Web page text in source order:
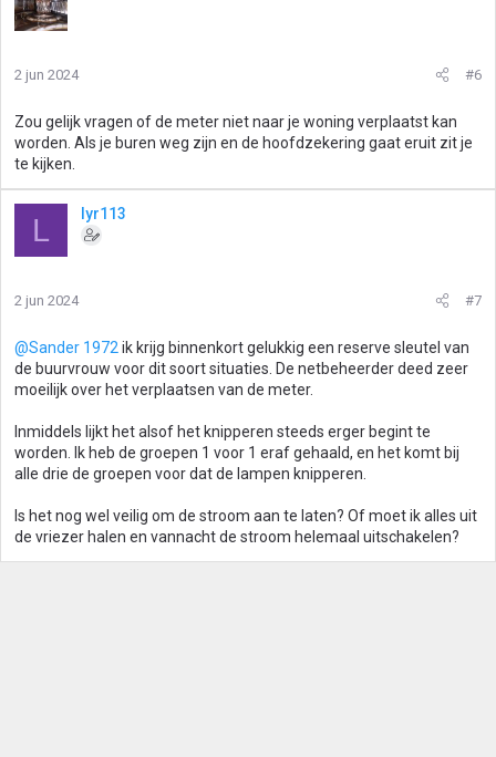
2 jun 2024 #6
Zou gelijk vragen of de meter niet naar je woning verplaatst kan
worden. Als je buren weg zijn en de hoofdzekering gaat eruit zit je
te kijken.
L lyr113
2 jun 2024 #7
@Sander 1972 ik krijg binnenkort gelukkig een reserve sleutel van
de buurvrouw voor dit soort situaties. De netbeheerder deed zeer
moeilijk over het verplaatsen van de meter.
Inmiddels lijkt het alsof het knipperen steeds erger begint te
worden. Ik heb de groepen 1 voor 1 eraf gehaald, en het komt bij
alle drie de groepen voor dat de lampen knipperen.
Is het nog wel veilig om de stroom aan te laten? Of moet ik alles uit
de vriezer halen en vannacht de stroom helemaal uitschakelen?